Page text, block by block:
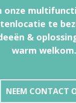
onze
te
&
warm welkom.
NEEM CONTACT